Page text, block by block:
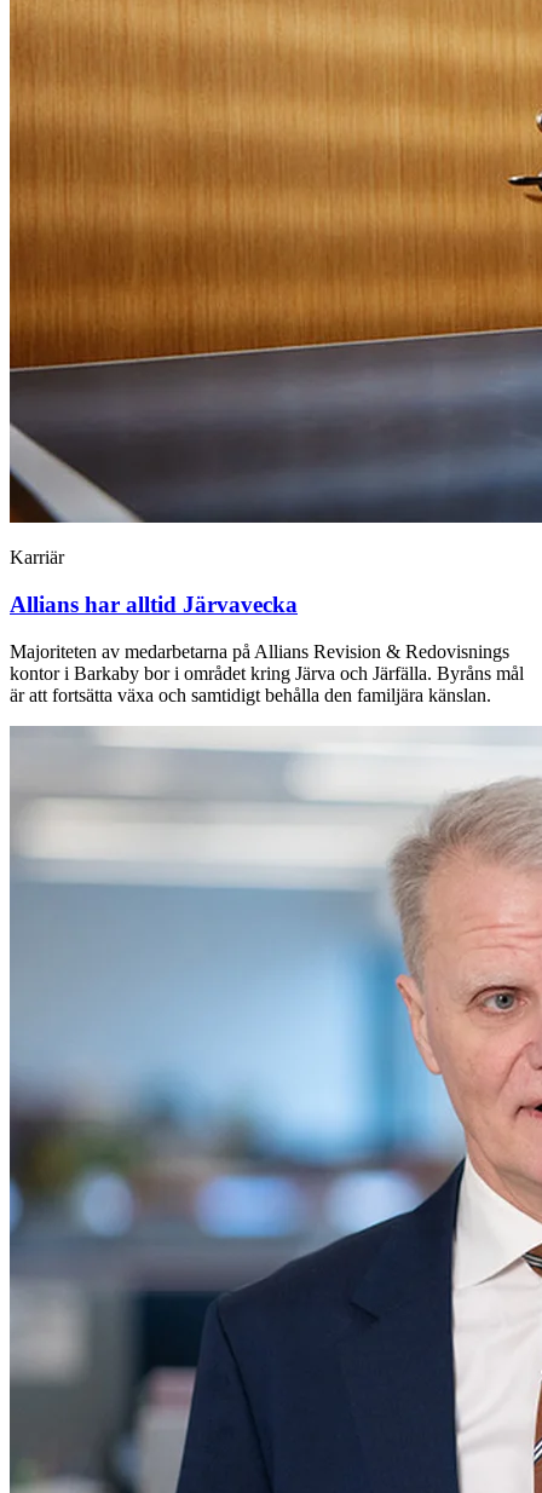
Karriär
Allians har alltid Järvavecka
Majoriteten av medarbetarna på Allians Revision & Redovisnings
kontor i Barkaby bor i området kring Järva och Järfälla. Byråns mål
är att fortsätta växa och samtidigt behålla den familjära känslan.